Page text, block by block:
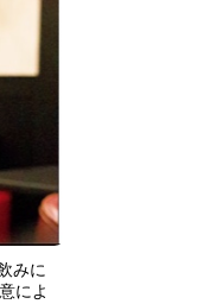
みに
によ